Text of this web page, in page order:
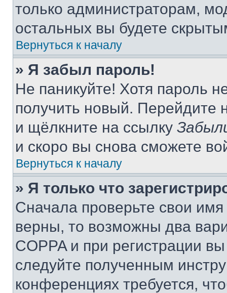
только администраторам,
остальных вы будете
Вернуться к началу
» Я забыл пароль!
Не паникуйте! Хотя пароль
получить новый. Перейдите
и щёлкните на ссылку
и скоро вы снова сможете
Вернуться к началу
» Я только что
Сначала проверьте свои
верны, то возможны два
COPPA и при регистрации
следуйте полученным
конференциях требуется,